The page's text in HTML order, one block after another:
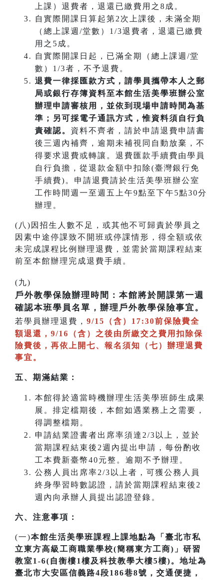
上課）退費者，退還已繳費用之8成。
自實際開課日算起第2次上課後，未滿全期
（總上課週/堂數）1/3退費者，退還已繳費
用之5成。
自實際開課日起，已滿全期（總上課週/堂
數）1/3者，不予退費。
退費一律採匯款方式，請學員攜帶本人之郵
局或銀行存簿資料至本館生活美學班辦公室
辦理申請審核用，並依到現場申請時間為基
準；另可採電子通訊方式，惟資料須自行負
責確認。 資料不齊者，請於申請退費申請書
後三週內補齊，逾期未補視同自動放棄，不
得要求退費或轉讓。退費匯款手續費由學員
自行負擔，從退款金額中扣除(臺灣銀行免
手續費)。申請退費請於生活美學班辦公室
工作時間週一至週五上午9點至下午5點30分
辦理。
(八)因招生人數不足，或其他不可歸責於學員之
因素中途停課致不開班或停課情形，得全額或依
未完成課程比例辦理退費，並需於當期課程結束
前至本館辦理完成退費手續。
(九)
戶外教學保險辦理時間：本館將於開課第一週
確認本班學員名單，辦理戶外教學保險事宜。
若學員辦理退費， 9/15（含）17:30前保險費全
額退還，9/16（含）之後由所繳交之費用扣除保
險費後，再依上開七、報名須知（七）辦理退費
事宜。
五、期滿結業：
本館得於適當時機辦理生活美學班師生成果
展。排定檔期後，本館如遇業務上之需要，
得調整檔期。
申請結業證書者出席率須達2/3以上，並於
當期課程結束後2週內提出申請，每份酌收
工本費新臺幣40元整。逾期不予辦理。
公務人員出席率2/3以上者，可獲公務人員
終身學習時數認證，請於當期課程結束後2
週內向承辦人員提出認證登錄。
六、注意事項：
(一)本館生活美學班課程上課地點為「臺北市私
立東方高級工商職業學校(簡稱東方工商)」研習
教室1-6(自衡樓1樓及科技教學大樓5樓)。地址為
臺北市大安區信義路4段186巷8號，交通便捷，